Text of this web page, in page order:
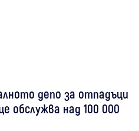
депо за отпадъци
обслужва над 100 000